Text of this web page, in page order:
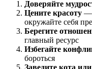
Доверяйте
Цените красоту —
окружайте себя
Берегите
главный ресурс
Избегайте
бороться
Заведите кота